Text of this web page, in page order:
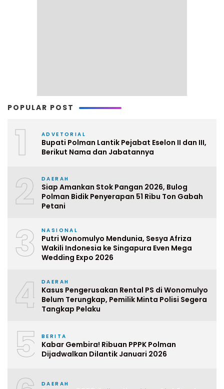
POPULAR POST
1 ADVETORIAL
Bupati Polman Lantik Pejabat Eselon II dan III,
Berikut Nama dan Jabatannya
2 DAERAH
Siap Amankan Stok Pangan 2026, Bulog
Polman Bidik Penyerapan 51 Ribu Ton Gabah
Petani
3 NASIONAL
Putri Wonomulyo Mendunia, Sesya Afriza
Wakili Indonesia ke Singapura Even Mega
Wedding Expo 2026
4 DAERAH
Kasus Pengerusakan Rental PS di Wonomulyo
Belum Terungkap, Pemilik Minta Polisi Segera
Tangkap Pelaku
5 BERITA
Kabar Gembira! Ribuan PPPK Polman
Dijadwalkan Dilantik Januari 2026
DAERAH